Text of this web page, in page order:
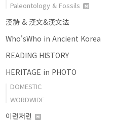
Paleontology & Fossils
漢詩 & 漢文&漢文法
Who'sWho in Ancient Korea
READING HISTORY
HERITAGE in PHOTO
DOMESTIC
WORDWIDE
이런저런